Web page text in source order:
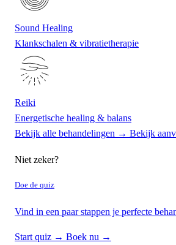
Sound Healing
Klankschalen & vibratietherapie
Reiki
Energetische healing & balans
Bekijk alle behandelingen → Bekijk
Niet zeker?
Doe de quiz
Vind in een paar stappen je perfecte
Start quiz → Boek nu →